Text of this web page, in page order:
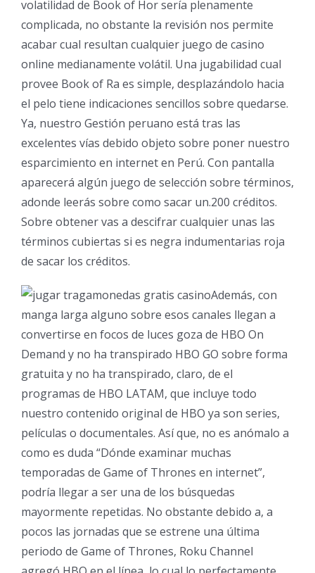
volatilidad de Book of Hor serí­a plenamente
complicada, no obstante la revisión nos permite
acabar cual resultan cualquier juego de casino
online medianamente volátil. Una jugabilidad cual
provee Book of Ra es simple, desplazándolo hacia
el pelo tiene indicaciones sencillos sobre quedarse.
Ya, nuestro Gestión peruano está tras las
excelentes vías debido objeto sobre poner nuestro
esparcimiento en internet en Perú. Con pantalla
aparecerá algún juego de selección sobre términos,
adonde leerás sobre como sacar un.200 créditos.
Sobre obtener vas a descifrar cualquier unas las
términos cubiertas si es negra indumentarias roja
de sacar los créditos.
Además, con
manga larga alguno sobre esos canales llegan a
convertirse en focos de luces goza de HBO On
Demand y no ha transpirado HBO GO sobre forma
gratuita y no ha transpirado, claro, de el
programas de HBO LATAM, que incluye todo
nuestro contenido original de HBO ya son series,
películas o documentales. Así que, no es anómalo a
como es duda “Dónde examinar muchas
temporadas de Game of Thrones en internet”,
podrí­a llegar a ser una de los búsquedas
mayormente repetidas. No obstante debido a, a
pocos las jornadas que se estrene una última
periodo de Game of Thrones, Roku Channel